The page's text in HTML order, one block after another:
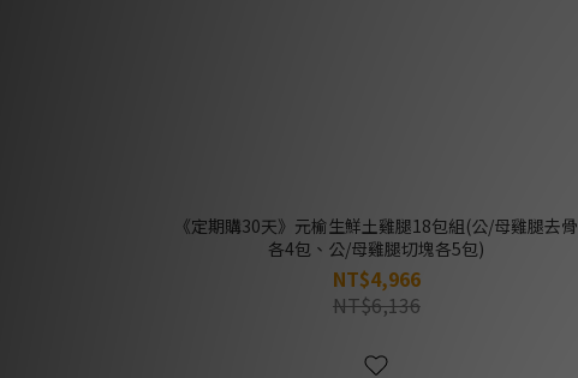
《定期購30天》元榆生鮮土雞腿18包組(公/母雞腿去骨
各4包、公/母雞腿切塊各5包)
NT$4,966
NT$6,136